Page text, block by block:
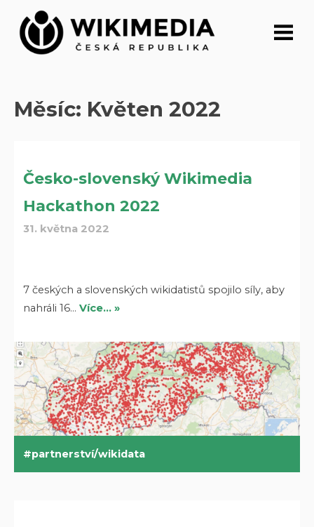
Přeskočit
obsah
Měsíc: Květen 2022
Česko-slovenský Wikimedia
Hackathon 2022
31. května 2022
7 českých a slovenských wikidatistů spojilo síly, aby
nahráli 16…Více… »
partnerství/wikidata